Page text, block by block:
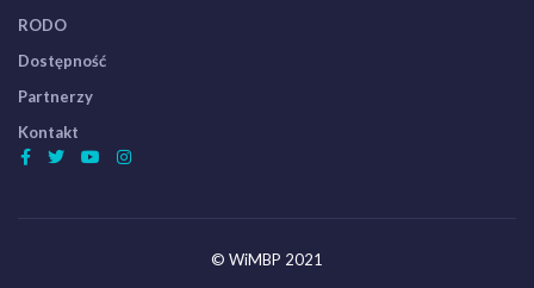
RODO
Dostępność
Partnerzy
Kontakt
© WiMBP 2021